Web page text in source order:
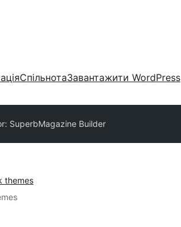
СпільнотаЗавантажити WordPress
SuperbMagazine Builder
themes